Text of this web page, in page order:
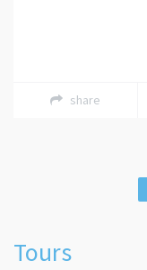
share
Tours